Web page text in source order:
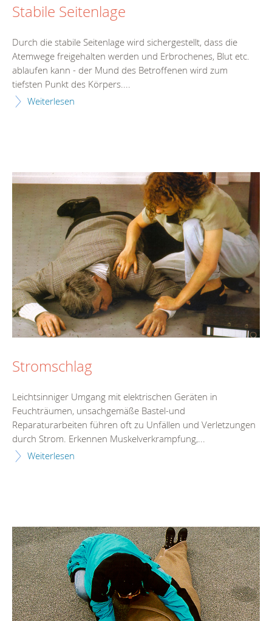
Stabile Seitenlage
Durch die stabile Seitenlage wird sichergestellt, dass die
Atemwege freigehalten werden und Erbrochenes, Blut etc.
ablaufen kann - der Mund des Betroffenen wird zum
tiefsten Punkt des Körpers....
Weiterlesen
Stromschlag
Leichtsinniger Umgang mit elektrischen Geräten in
Feuchträumen, unsachgemäße Bastel-und
Reparaturarbeiten führen oft zu Unfällen und Verletzungen
durch Strom. Erkennen Muskelverkrampfung,...
Weiterlesen